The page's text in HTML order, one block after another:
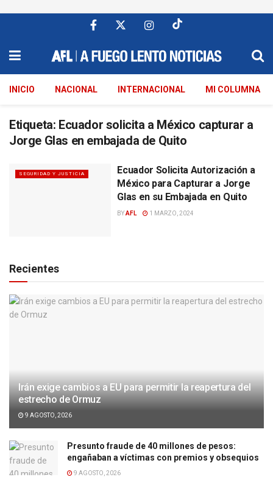
INICIO NACIONAL INTERNACIONAL MI COLUMNA
Etiqueta: Ecuador solicita a México capturar a
Jorge Glas en embajada de Quito
SEGURIDAD Y JUSTICIA
Ecuador Solicita Autorización a
México para Capturar a Jorge
Glas en su Embajada en Quito
BYAFL 1 MARZO, 2024
Recientes
Irán exige cambios a EU para permitir la reapertura del
estrecho de Ormuz
9 AGOSTO, 2026
Presunto fraude de 40 millones de pesos:
engañaban a víctimas con premios y obsequios
9 AGOSTO, 2026